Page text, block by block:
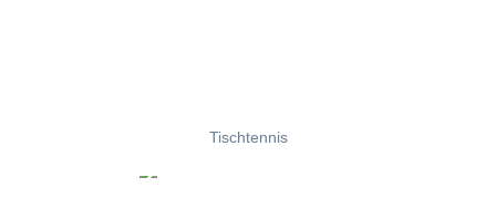
Tischtennis